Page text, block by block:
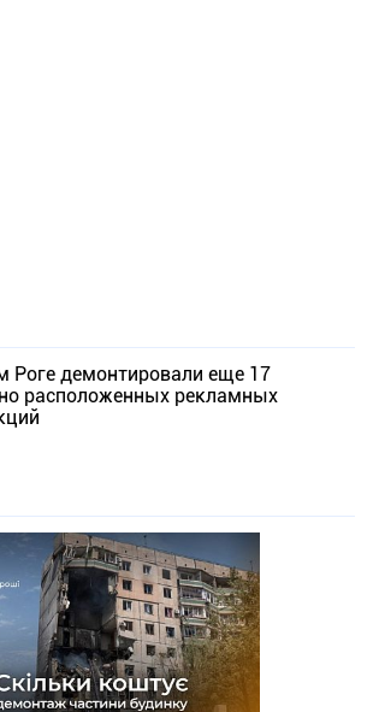
Роге демонтировали еще 17
расположенных рекламных